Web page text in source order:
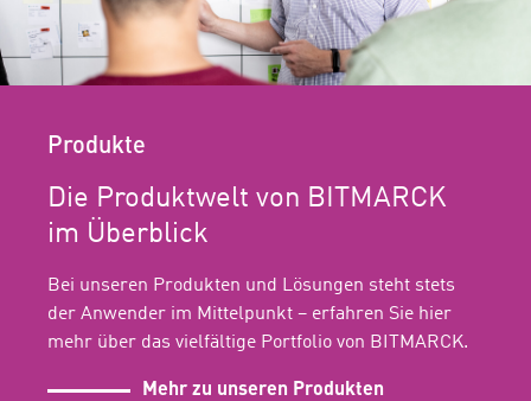
Produkte
Die Produktwelt von BITMARCK
im Überblick
Bei unseren Produkten und Lösungen steht stets
der Anwender im Mittelpunkt – erfahren Sie hier
mehr über das vielfältige Portfolio von BITMARCK.
Mehr zu unseren Produkten